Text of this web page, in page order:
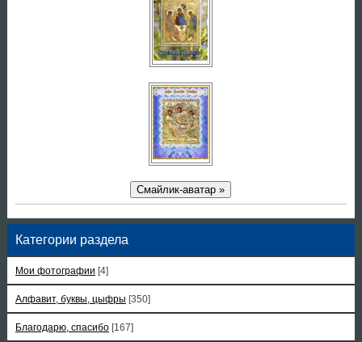
Смайлик-аватар »
Категории раздела
Мои фотографии [4]
Алфавит, буквы, цыфры [350]
Благодарю, спасибо [167]